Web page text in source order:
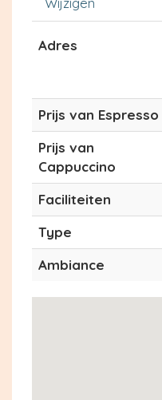
Adres
Prijs van Espresso
Prijs van
Cappuccino
Faciliteiten
Type
Ambiance